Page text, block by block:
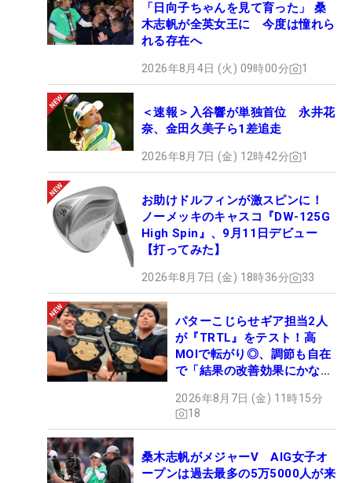
「日向子ちゃんを見て育った」 桑
木志帆が全英女王に 今度は憧れら
れる存在へ
2026年8月4日 (火) 09時00分 1
＜速報＞入谷響が単独首位 永井花
奈、金田久美子ら1差追走
2026年8月7日 (金) 12時42分 1
お助けドルフィンが激スピンに！
ノーメッキのキャスコ『DW-125G
High Spin』、9月11日デビュー
【打ってみた】
2026年8月7日 (金) 18時36分 33
パターこじらせギア担当2人
が『TRTL』をテスト！高
MOIで転がり◎、調節も自在
で「結果の改善効果にかなり
2026年8月7日 (金) 11時15分
18
桑木志帆がメジャーV AIG女子オ
ープンは過去最多の5万5000人が来